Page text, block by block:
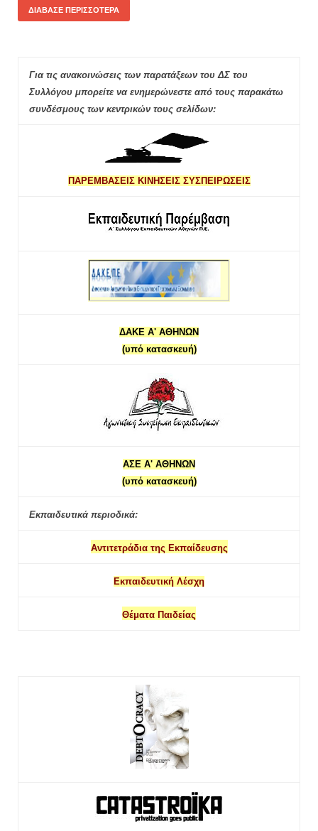
ΔΙΆΒΑΣΕ ΠΕΡΙΣΣΌΤΕΡΑ
Για τις ανακοινώσεις των παρατάξεων του ΔΣ του
Συλλόγου μπορείτε να ενημερώνεστε από τους παρακάτω
συνδέσμους των κεντρικών τους σελίδων:
ΠΑΡΕΜΒΑΣΕΙΣ ΚΙΝΗΣΕΙΣ ΣΥΣΠΕΙΡΩΣΕΙΣ
ΔΑΚΕ Α' ΑΘΗΝΩΝ
(υπό κατασκευή)
ΑΣΕ Α' ΑΘΗΝΩΝ
(υπό κατασκευή)
Εκπαιδευτικά περιοδικά:
Αντιτετράδια της Εκπαίδευσης
Εκπαιδευτική Λέσχη
Θέματα Παιδείας